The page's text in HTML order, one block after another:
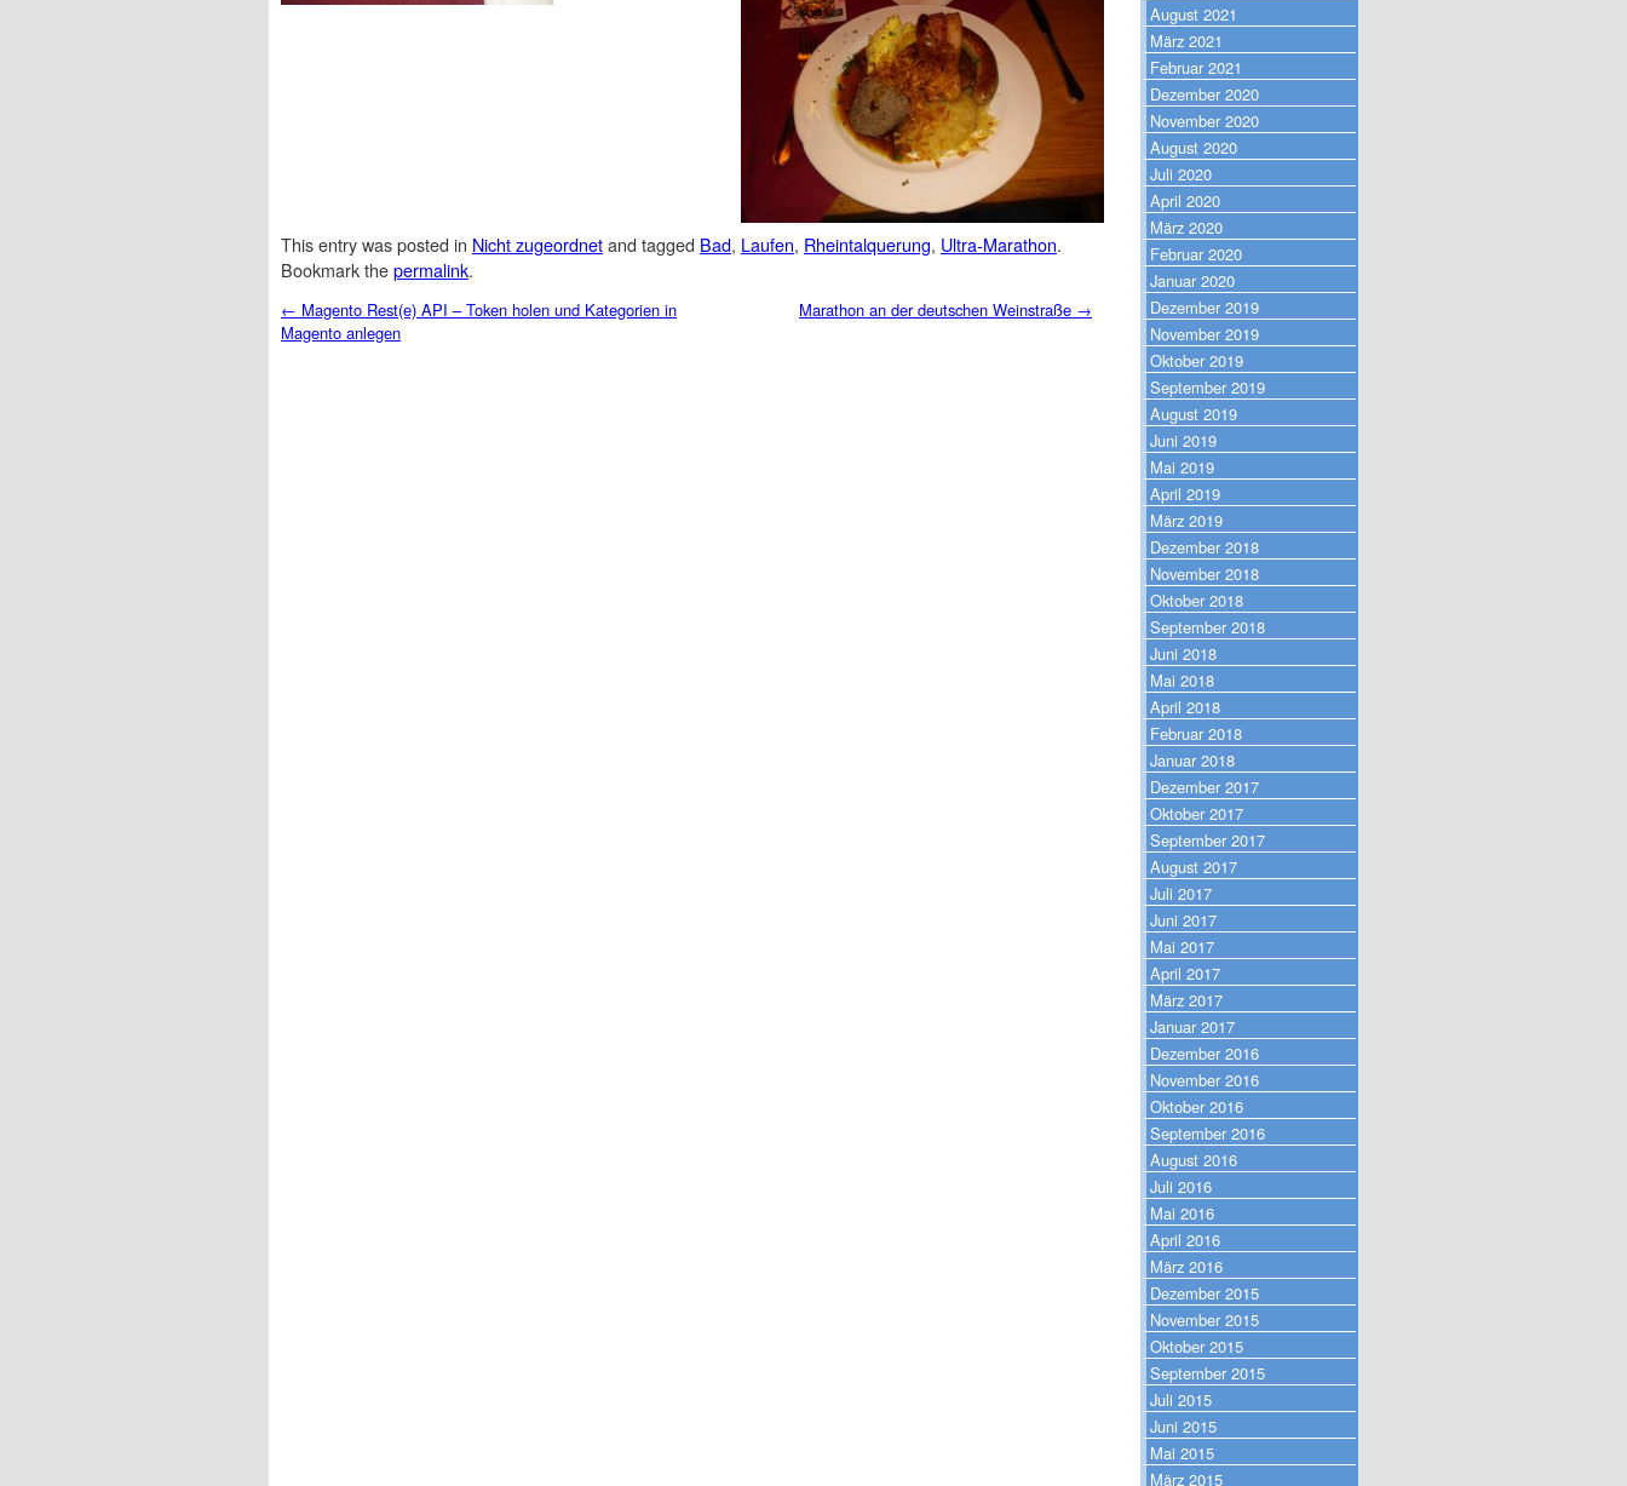
This entry was posted in Nicht zugeordnetand tagged Bad, Laufen, Rheintalquerung, Ultra-Marathon.
Bookmark thepermalink.
Post navigation
← Magento Rest(e) API – Token holen und Kategorien in
Magento anlegen
Marathon an der deutschen Weinstraße →
August 2021
März 2021
Februar 2021
Dezember 2020
November 2020
August 2020
Juli 2020
April 2020
März 2020
Februar 2020
Januar 2020
Dezember 2019
November 2019
Oktober 2019
September 2019
August 2019
Juni 2019
Mai 2019
April 2019
März 2019
Dezember 2018
November 2018
Oktober 2018
September 2018
Juni 2018
Mai 2018
April 2018
Februar 2018
Januar 2018
Dezember 2017
Oktober 2017
September 2017
August 2017
Juli 2017
Juni 2017
Mai 2017
April 2017
März 2017
Januar 2017
Dezember 2016
November 2016
Oktober 2016
September 2016
August 2016
Juli 2016
Mai 2016
April 2016
März 2016
Dezember 2015
November 2015
Oktober 2015
September 2015
Juli 2015
Juni 2015
Mai 2015
März 2015